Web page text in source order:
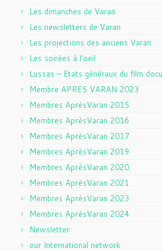
Les dimanches de Varan
Les newsletters de Varan
Les projections des anciens Varan
Les soirées à l'oeil
Lussas – Etats généraux du film
Membre APRES VARAN 2023
Membres AprèsVaran 2015
Membres AprèsVaran 2016
Membres AprèsVaran 2017
Membres AprèsVaran 2019
Membres AprèsVaran 2020
Membres AprèsVaran 2021
Membres AprèsVaran 2023
Membres AprèsVaran 2024
Newsletter
our International network